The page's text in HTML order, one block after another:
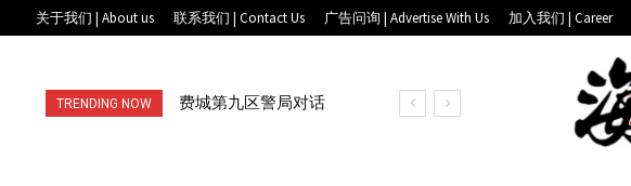
关于我们 | About us 联系我们 | Contact Us 广告问询 | Advertise With Us 加入我们 | Career
TRENDING NOW
费城第九区警局对话